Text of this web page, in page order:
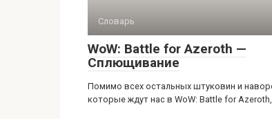
Словарь
WoW: Battle for Azeroth —
Сплющивание
Помимо всех остальных штуковин и
которые ждут нас в WoW: Battle for Azeroth,